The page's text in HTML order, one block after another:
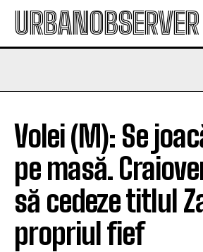
URBANOBSERVER
Volei (M): Se
pe masă.
să cedeze titlul
propriul fief